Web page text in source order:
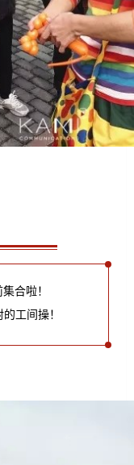
合啦！
工间操！